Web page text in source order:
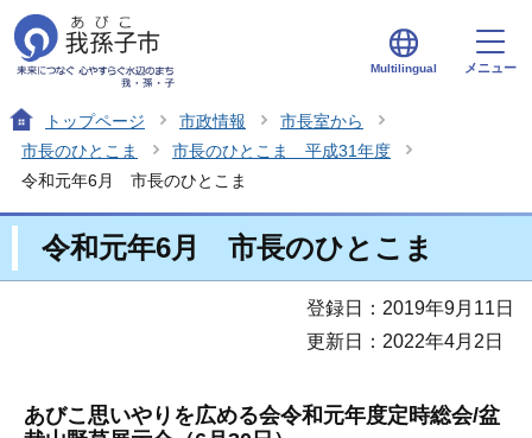
Multilingual メニュー
トップページ 市政情報
市長室から
市長のひとこま
市長のひとこま 平成31年度
令和元年6月 市長のひとこま
令和元年6月 市長のひとこま
登録日：2019年9月11日
更新日：2022年4月2日
あびこ思いやりを広める会令和元年度定時総会/盆